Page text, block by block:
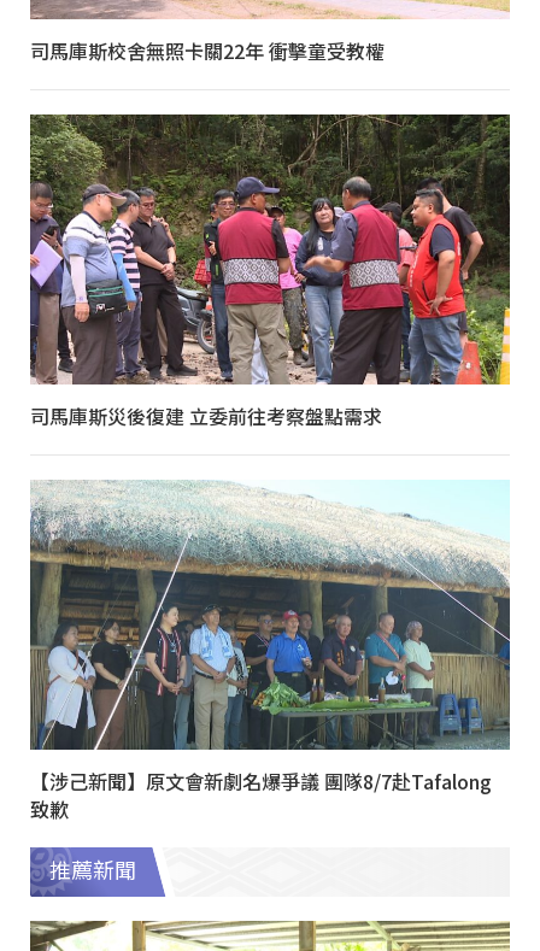
司馬庫斯校舍無照卡關22年 衝擊童受教權
司馬庫斯災後復建 立委前往考察盤點需求
【涉己新聞】原文會新劇名爆爭議 團隊8/7赴Tafalong
致歉
推薦新聞